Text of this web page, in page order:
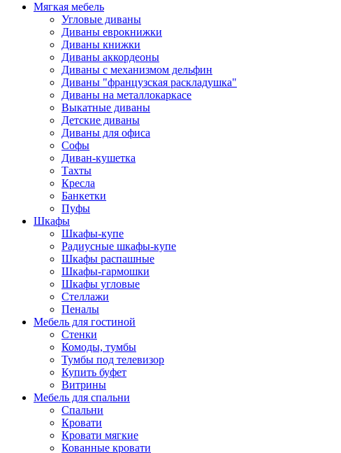
Мягкая мебель
Угловые диваны
Диваны еврокнижки
Диваны книжки
Диваны аккордеоны
Диваны с механизмом дельфин
Диваны "французская раскладушка"
Диваны на металлокаркасе
Выкатные диваны
Детские диваны
Диваны для офиса
Софы
Диван-кушетка
Тахты
Кресла
Банкетки
Пуфы
Шкафы
Шкафы-купе
Радиусные шкафы-купе
Шкафы распашные
Шкафы-гармошки
Шкафы угловые
Стеллажи
Пеналы
Мебель для гостиной
Стенки
Комоды, тумбы
Тумбы под телевизор
Купить буфет
Витрины
Мебель для спальни
Спальни
Кровати
Кровати мягкие
Кованные кровати